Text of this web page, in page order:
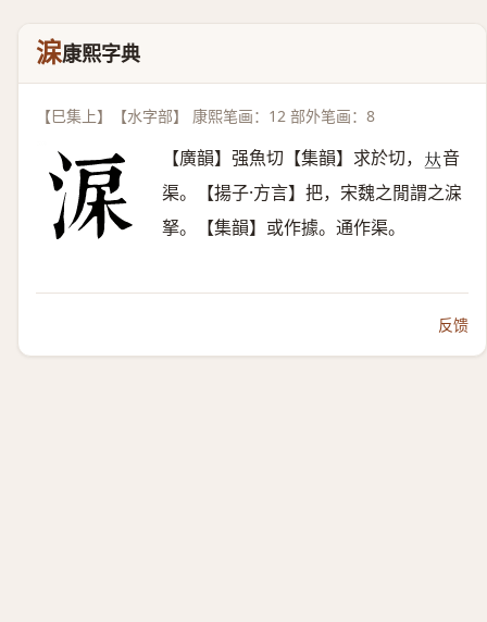
淭康熙字典
【巳集上】【水字部】 康熙笔画：12 部外笔画：8
【廣韻】强魚切【集韻】求於切， 𠀤音
渠。【揚子·方言】把，宋魏之閒謂之淭
拏。【集韻】或作據。通作渠。
反馈